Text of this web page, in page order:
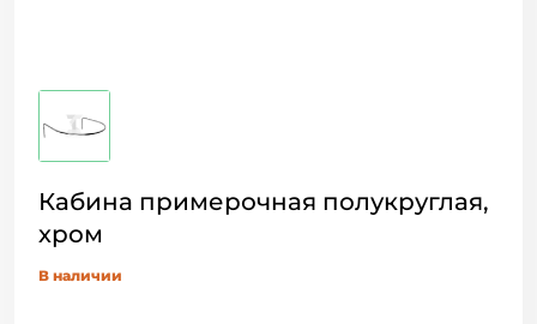
Кабина примерочная полукруглая,
хром
В наличии